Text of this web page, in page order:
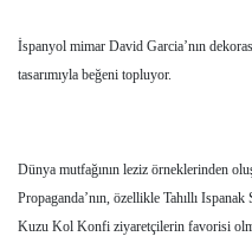
İspanyol mimar David Garcia’nın
tasarımıyla beğeni topluyor.
Dünya mutfağının leziz örneklerinden
Propaganda’nın, özellikle Tahıllı Ispanak
Kuzu Kol Konfi ziyaretçilerin favorisi